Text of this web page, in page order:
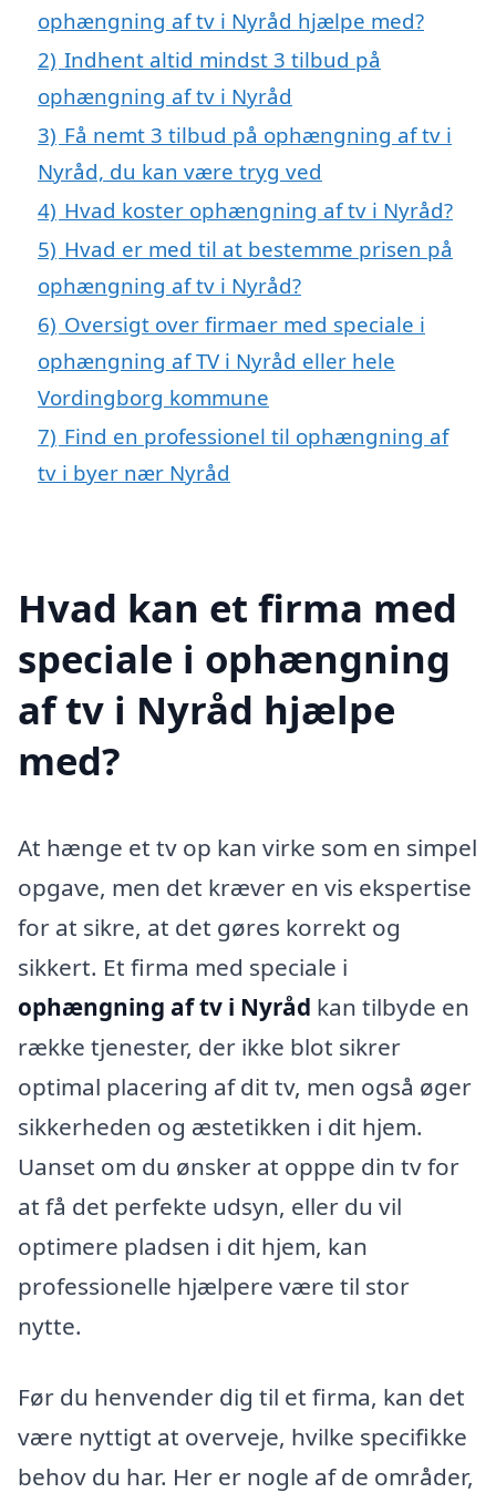
ophængning af tv i Nyråd hjælpe med?
2) Indhent altid mindst 3 tilbud på
ophængning af tv i Nyråd
3) Få nemt 3 tilbud på ophængning af tv i
Nyråd, du kan være tryg ved
4) Hvad koster ophængning af tv i Nyråd?
5) Hvad er med til at bestemme prisen på
ophængning af tv i Nyråd?
6) Oversigt over firmaer med speciale i
ophængning af TV i Nyråd eller hele
Vordingborg kommune
7) Find en professionel til ophængning af
tv i byer nær Nyråd
Hvad kan et firma med
speciale i ophængning
af tv i Nyråd hjælpe
med?
At hænge et tv op kan virke som en simpel
opgave, men det kræver en vis ekspertise
for at sikre, at det gøres korrekt og
sikkert. Et firma med speciale i
ophængning af tv i Nyråd kan tilbyde en
række tjenester, der ikke blot sikrer
optimal placering af dit tv, men også øger
sikkerheden og æstetikken i dit hjem.
Uanset om du ønsker at opppe din tv for
at få det perfekte udsyn, eller du vil
optimere pladsen i dit hjem, kan
professionelle hjælpere være til stor
nytte.
Før du henvender dig til et firma, kan det
være nyttigt at overveje, hvilke specifikke
behov du har. Her er nogle af de områder,